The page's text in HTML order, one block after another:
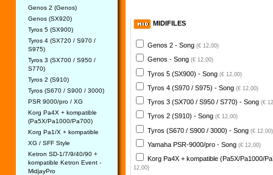
Genos 2 (Genos)
Genos (SX920)
Tyros 5 (SX900)
Tyros 4 (SX720 / S970 /
S975)
Tyros 3 (SX700 / S950 /
S770)
Tyros 2 (S910)
Tyros (S670 / S900 / 3000)
PSR 9000/pro / XG
Korg Pa4X + kompatible
(Pa5X/Pa1000/Pa700)
Korg Pa1/X + kompatible
XG / SFF Style
Ketron SD-1/7/9/40/90 +
kompatible Ketron Event -
MidjayPro
MIDIFILES
Genos 2 - Song (€ 12,00)
Genos - Song (€ 12,00)
Tyros 5 (SX900) - Song (€ 12,00)
Tyros 4 (S970 / S975) - Song (€ 12,00)
Tyros 3 (SX700 / S950 / S770) - Song (€
Tyros 2 (S910) - Song (€ 12,00)
Tyros (S670 / S900 / 3000) - Song (€ 12,00)
Yamaha PSR-9000/pro - Song (€ 12,00)
Korg Pa4X + kompatible (Pa5X/Pa1000/
12,00)